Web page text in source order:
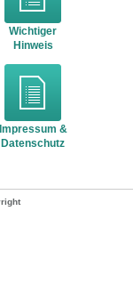
Wichtiger
Hinweis
Impressum &
Datenschutz